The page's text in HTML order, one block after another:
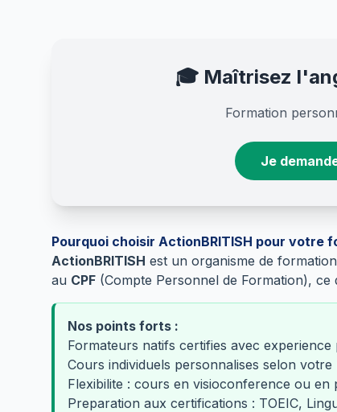
🎓 Maîtrisez
Formation
Je
Pourquoi choisir ActionBRITISH pour votre
ActionBRITISH est un organisme de
au CPF (Compte Personnel de Formation),
Nos points forts :
Formateurs natifs certifies avec experience
Cours individuels personnalises selon
Flexibilite : cours en visioconference ou en
Preparation aux certifications : TOEIC,